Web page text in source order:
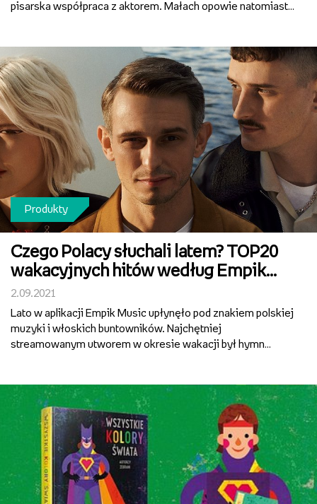
pisarska współpraca z aktorem. Małach opowie natomiast,
Produkty
Czego Polacy słuchali latem? TOP20
wakacyjnych hitów według Empik
Music
2.09.2021
Lato w aplikacji Empik Music upłynęło pod znakiem polskiej
muzyki i włoskich buntowników. Najchętniej
streamowanym utworem w okresie wakacji był hymn
Podsiadłą na c...